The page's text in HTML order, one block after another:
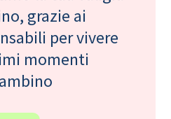
grazie ai
per vivere
momenti